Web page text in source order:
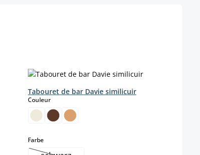
le moment.)
disponible pour le moment.)
Tabouret de bar Davie similicuir
Couleurselect
Farbeselect